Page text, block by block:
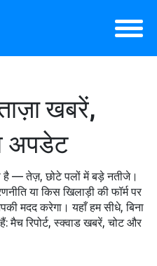
खबरें,
अपडेट
है — तेज़, छोटे पलों में बड़े नतीजे।
या किस खिलाड़ी की फॉर्म पर
मदद करेगा। यहाँ हम सीधे, बिना
रिपोर्ट, स्क्वाड खबरें, चोट और